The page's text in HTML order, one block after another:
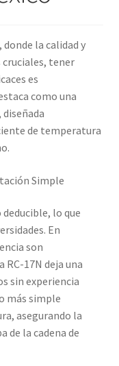
la calidad y
tener
es
como una
de temperatura
Simple
lo que
En
son
17N deja una
sin experiencia
más simple
asegurando la
de la cadena de